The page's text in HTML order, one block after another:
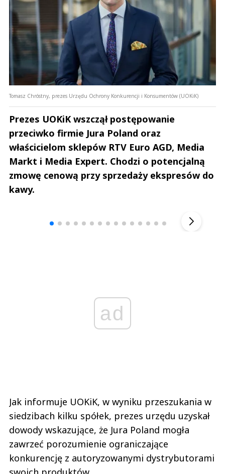
Tomasz Chróstny, prezes Urzędu Ochrony Konkurencji i Konsumentów (UOKiK)
Prezes UOKiK wszczął postępowanie
przeciwko firmie Jura Poland oraz
właścicielom sklepów RTV Euro AGD, Media
Markt i Media Expert. Chodzi o potencjalną
zmowę cenową przy sprzedaży ekspresów do
kawy.
ad
Jak informuje UOKiK, w wyniku przeszukania w
siedzibach kilku spółek, prezes urzędu uzyskał
dowody wskazujące, że Jura Poland mogła
zawrzeć porozumienie ograniczające
konkurencję z autoryzowanymi dystrybutorami